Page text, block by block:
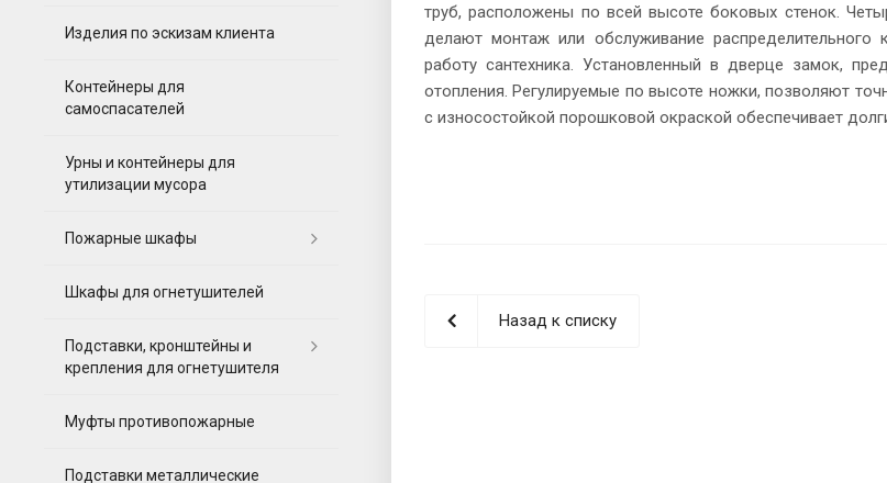
труб, расположены по всей высоте боковых стенок.
делают монтаж или обслуживание
работу сантехника. Установленный в дверце замок,
отопления. Регулируемые по высоте ножки, позволяют
с износостойкой порошковой окраской обеспечивает
Назад к списку
Изделия по эскизам клиента
Контейнеры для
самоспасателей
Урны и контейнеры для
утилизации мусора
Пожарные шкафы
Шкафы для огнетушителей
Подставки, кронштейны и
крепления для огнетушителя
Муфты противопожарные
Подставки металлические